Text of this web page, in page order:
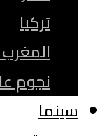
تركيا
نجوم
سينما